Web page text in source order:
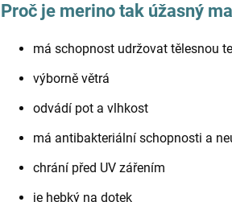
Proč je merino tak úžasný
má schopnost udržovat tělesnou
výborně větrá
odvádí pot a vlhkost
má antibakteriální schopnosti a
chrání před UV zářením
je hebký na dotek